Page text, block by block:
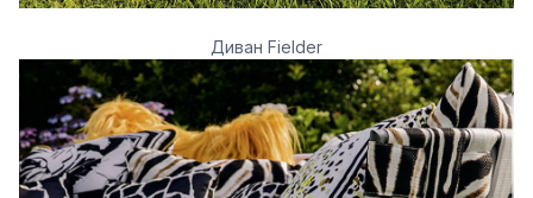
Диван Fielder